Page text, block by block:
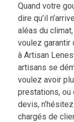
Quand votre
dire qu’il
aléas du
voulez garantir
à Artisan
artisans se
voulez avoir
prestations, ou
devis,
chargés de